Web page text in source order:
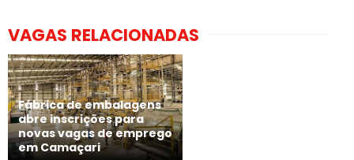
VAGAS RELACIONADAS
Fábrica de embalagens
abre inscrições para
novas vagas de emprego
em Camaçari